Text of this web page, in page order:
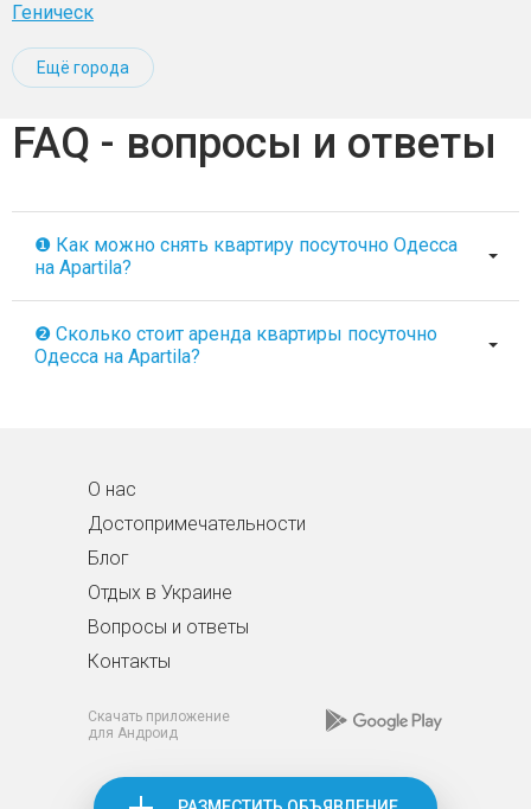
Геническ
Ещё города
FAQ - вопросы и ответы
❶ Как можно снять квартиру посуточно Одесса
на Apartila?
❷ Сколько стоит аренда квартиры посуточно
Одесса на Apartila?
О нас
Достопримечательности
Блог
Отдых в Украине
Вопросы и ответы
Контакты
Скачать приложение
для Андроид